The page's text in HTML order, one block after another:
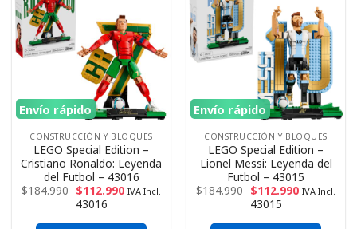
Envío rápido
CONSTRUCCIÓN Y BLOQUES
LEGO Special Edition –
Cristiano Ronaldo: Leyenda
del Futbol – 43016
$184.990 $112.990 IVA Incl.
43016
Envío rápido
CONSTRUCCIÓN Y BLOQUES
LEGO Special Edition –
Lionel Messi: Leyenda del
Futbol – 43015
$184.990 $112.990 IVA Incl.
43015